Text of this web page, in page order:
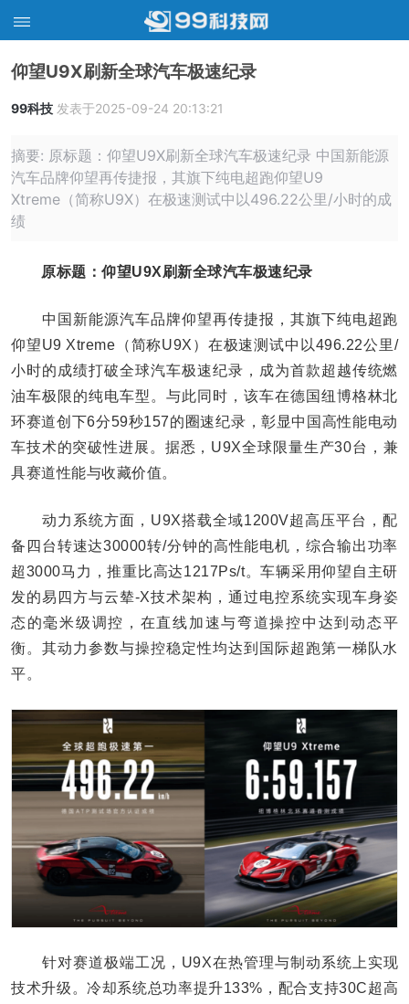
​仰望U9X刷新全球汽车极速纪录
99科技 发表于2025-09-24 20:13:21
摘要: 原标题：​仰望U9X刷新全球汽车极速纪录 中国新能源
汽车品牌仰望再传捷报，其旗下纯电超跑仰望U9
Xtreme（简称U9X）在极速测试中以496.22公里/小时的成
绩
原标题：​仰望U9X刷新全球汽车极速纪录
中国新能源汽车品牌仰望再传捷报，其旗下纯电超跑
仰望U9 Xtreme（简称U9X）在极速测试中以496.22公里/
小时的成绩打破全球汽车极速纪录，成为首款超越传统燃
油车极限的纯电车型。与此同时，该车在德国纽博格林北
环赛道创下6分59秒157的圈速纪录，彰显中国高性能电动
车技术的突破性进展。据悉，U9X全球限量生产30台，兼
具赛道性能与收藏价值。
动力系统方面，U9X搭载全域1200V超高压平台，配
备四台转速达30000转/分钟的高性能电机，综合输出功率
超3000马力，推重比高达1217Ps/t。车辆采用仰望自主研
发的易四方与云辇-X技术架构，通过电控系统实现车身姿
态的毫米级调控，在直线加速与弯道操控中达到动态平
衡。其动力参数与操控稳定性均达到国际超跑第一梯队水
平。
针对赛道极端工况，U9X在热管理与制动系统上实现
技术升级。冷却系统总功率提升133%，配合支持30C超高